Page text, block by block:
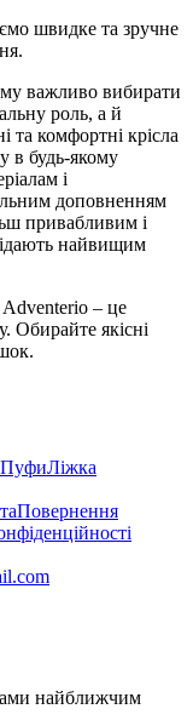
швидке та зручне
важливо вибирати
роль, а й
та комфортні крісла
в будь-якому
і
доповненням
привабливим і
найвищим
Adventerio – це
Обирайте якісні
ПуфиЛіжка
Повернення
найближчим